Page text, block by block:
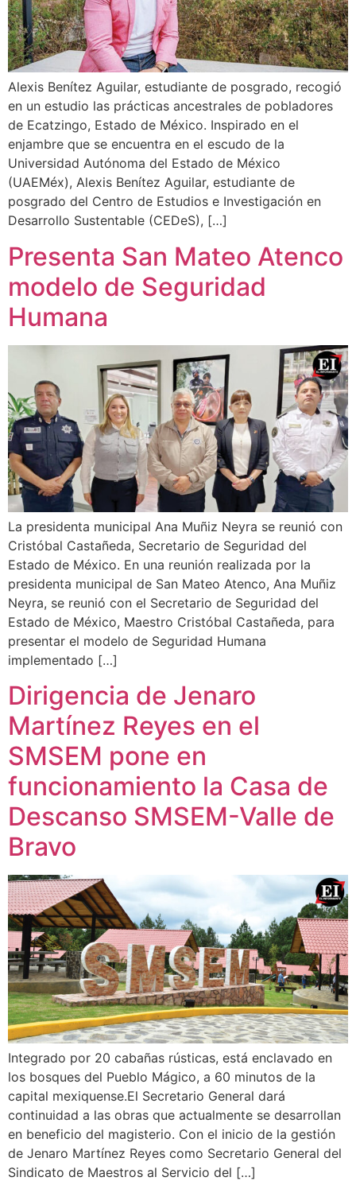
Alexis Benítez Aguilar, estudiante de posgrado, recogió
en un estudio las prácticas ancestrales de pobladores
de Ecatzingo, Estado de México. Inspirado en el
enjambre que se encuentra en el escudo de la
Universidad Autónoma del Estado de México
(UAEMéx), Alexis Benítez Aguilar, estudiante de
posgrado del Centro de Estudios e Investigación en
Desarrollo Sustentable (CEDeS), […]
Presenta San Mateo Atenco
modelo de Seguridad
Humana
La presidenta municipal Ana Muñiz Neyra se reunió con
Cristóbal Castañeda, Secretario de Seguridad del
Estado de México. En una reunión realizada por la
presidenta municipal de San Mateo Atenco, Ana Muñiz
Neyra, se reunió con el Secretario de Seguridad del
Estado de México, Maestro Cristóbal Castañeda, para
presentar el modelo de Seguridad Humana
implementado […]
Dirigencia de Jenaro
Martínez Reyes en el
SMSEM pone en
funcionamiento la Casa de
Descanso SMSEM-Valle de
Bravo
Integrado por 20 cabañas rústicas, está enclavado en
los bosques del Pueblo Mágico, a 60 minutos de la
capital mexiquense.El Secretario General dará
continuidad a las obras que actualmente se desarrollan
en beneficio del magisterio. Con el inicio de la gestión
de Jenaro Martínez Reyes como Secretario General del
Sindicato de Maestros al Servicio del […]